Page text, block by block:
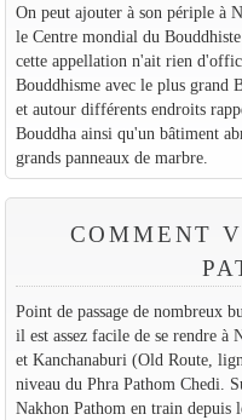
On peut ajouter à son périple à
le Centre mondial du
cette appellation n'ait rien
Bouddhisme avec le plus grand
et autour différents endroits
Bouddha ainsi qu'un bâtiment
grands panneaux de marbre.
COMMENT
Point de passage de nombreux
il est assez facile de se rendre à
et Kanchanaburi (Old Route,
niveau du Phra Pathom Chedi.
Nakhon Pathom en train depuis